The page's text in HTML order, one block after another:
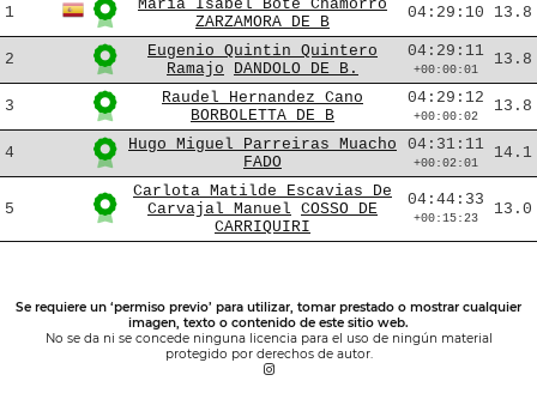
1
Maria Isabel Bote Chamorro
ZARZAMORA DE B
04:29:10 13.8
2
Eugenio Quintin Quintero
Ramajo
DANDOLO DE B.
04:29:11
+00:00:01
13.8
3
Raudel Hernandez Cano
BORBOLETTA DE B
04:29:12
+00:00:02
13.8
4
Hugo Miguel Parreiras Muacho
FADO
04:31:11
+00:02:01
14.1
5
Carlota Matilde Escavias De
Carvajal Manuel COSSO DE
CARRIQUIRI
04:44:33
+00:15:23 13.0
Se requiere un ‘permiso previo’ para utilizar, tomar prestado o mostrar cualquier
imagen, texto o contenido de este sitio web.
No se da ni se concede ninguna licencia para el uso de ningún material
protegido por derechos de autor.